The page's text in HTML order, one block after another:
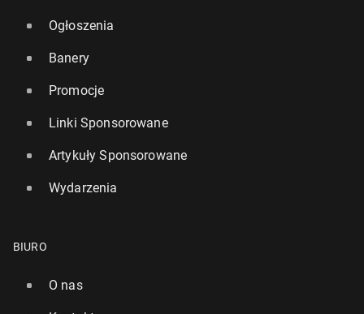
Ogłoszenia
Banery
Promocje
Linki Sponsorowane
Artykuły Sponsorowane
Wydarzenia
BIURO
O nas